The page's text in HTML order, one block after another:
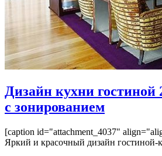
Дизайн кухни
с зонированием
[caption id="attachment_4037"
Яркий и красочный дизайн гостиной-